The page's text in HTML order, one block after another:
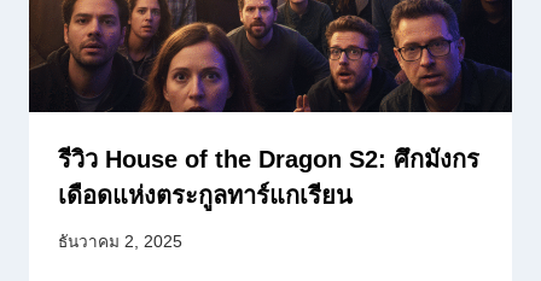
รีวิว House of the Dragon S2: ศึกมังกร
เดือดแห่งตระกูลทาร์แกเรียน
ธันวาคม 2, 2025